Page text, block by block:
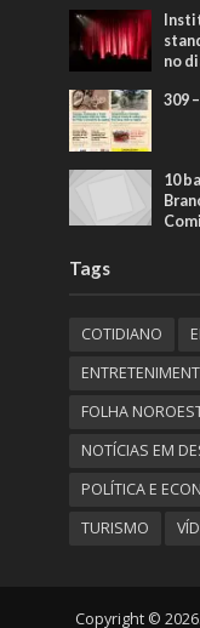
no
309
10
Tags
COTIDIANO
FOLHA
NOTÍCIAS EM
POLÍTICA E
TURISMO
Copyright ©